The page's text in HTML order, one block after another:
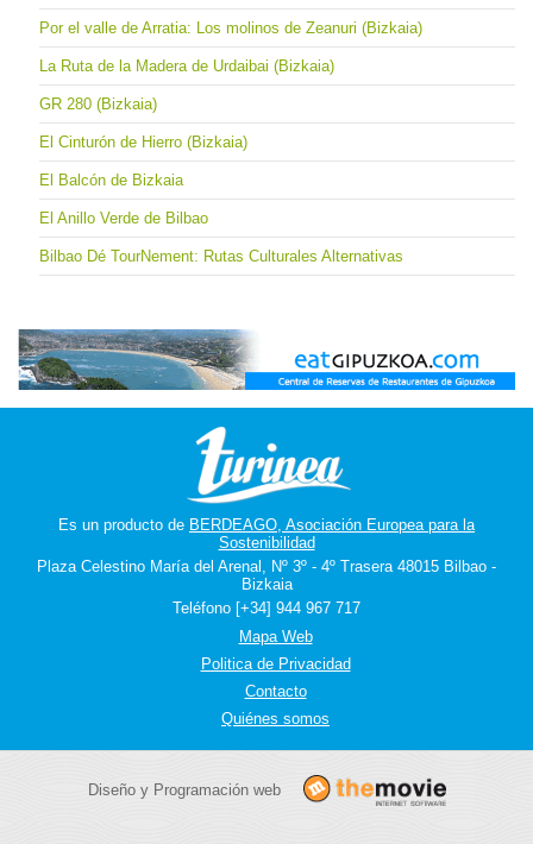
Por el valle de Arratia: Los molinos de Zeanuri (Bizkaia)
La Ruta de la Madera de Urdaibai (Bizkaia)
GR 280 (Bizkaia)
El Cinturón de Hierro (Bizkaia)
El Balcón de Bizkaia
El Anillo Verde de Bilbao
Bilbao Dé TourNement: Rutas Culturales Alternativas
Es un producto de BERDEAGO, Asociación Europea para la
Sostenibilidad
Plaza Celestino María del Arenal, Nº 3º - 4º Trasera 48015 Bilbao -
Bizkaia
Teléfono [+34] 944 967 717
Mapa Web
Politica de Privacidad
Contacto
Quiénes somos
Diseño y Programación web